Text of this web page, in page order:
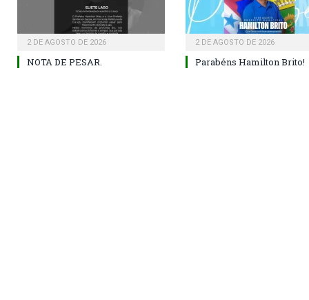
2 DE AGOSTO DE 2026
NOTA DE PESAR.
2 DE AGOSTO DE 2026
Parabéns Hamilton Brito!